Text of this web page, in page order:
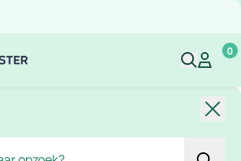
MijnMijn
0